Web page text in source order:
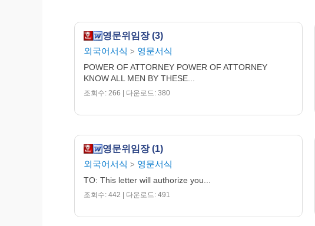
영문위임장 (3)
외국어서식 > 영문서식
POWER OF ATTORNEY POWER OF ATTORNEY
KNOW ALL MEN BY THESE...
조회수: 266 | 다운로드: 380
영문위임장 (1)
외국어서식 > 영문서식
TO: This letter will authorize you...
조회수: 442 | 다운로드: 491